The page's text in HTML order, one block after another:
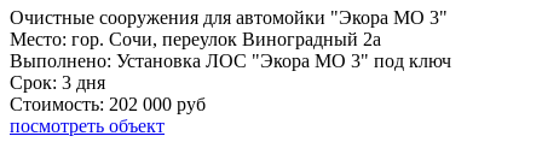
Очистные сооружения для автомойки "Экора МО 3"
Место: гор. Сочи, переулок Виноградный 2а
Выполнено: Установка ЛОС "Экора МО 3" под ключ
Срок: 3 дня
Стоимость: 202 000 руб
посмотреть объект